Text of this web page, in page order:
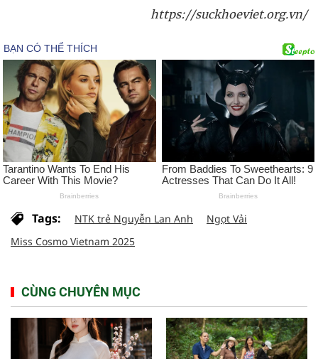
https://suckhoeviet.org.vn/
Tags: NTK trẻ Nguyễn Lan Anh
Ngọt Vải
Miss Cosmo Vietnam 2025
CÙNG CHUYÊN MỤC